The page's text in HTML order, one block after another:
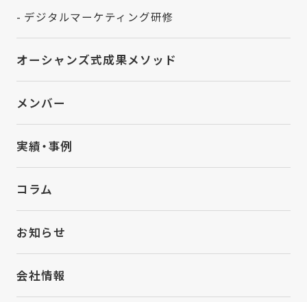
- デジタルマーケティング研修
オーシャンズ式成果メソッド
メンバー
実績・事例
コラム
お知らせ
会社情報